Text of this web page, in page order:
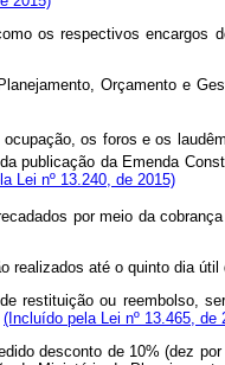
os respectivos encargos
Orçamento e
os foros e os
publicação da Emenda
Lei nº 13.240, de 2015)
por meio da
realizados até o quinto dia útil
restituição ou reembolso,
(Incluído pela Lei nº 13.465, de
desconto de 10% (dez